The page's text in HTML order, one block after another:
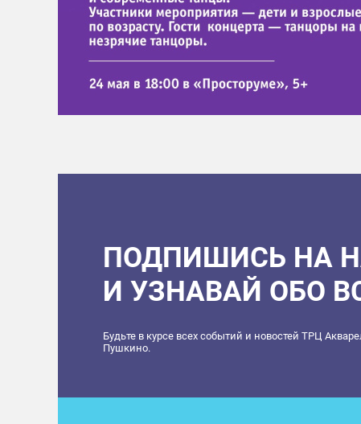
ПОДПИШИСЬ НА
И УЗНАВАЙ ОБО
Будьте в курсе всех событий и новостей ТРЦ
Пушкино.